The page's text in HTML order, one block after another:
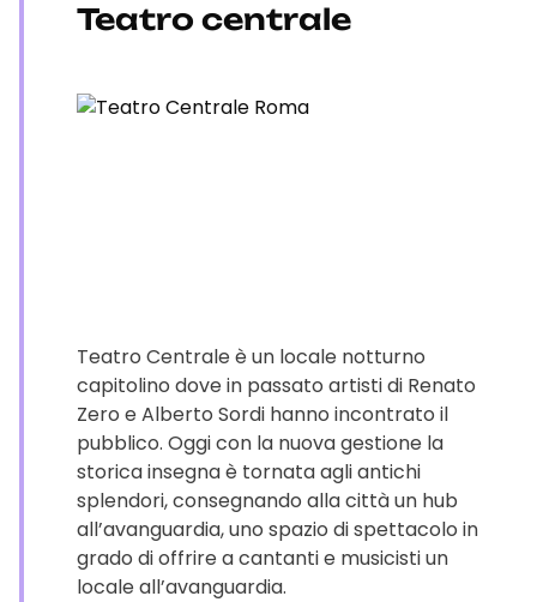
Teatro centrale
Teatro Centrale è un locale notturno
capitolino dove in passato artisti di Renato
Zero e Alberto Sordi hanno incontrato il
pubblico. Oggi con la nuova gestione la
storica insegna è tornata agli antichi
splendori, consegnando alla città un hub
all’avanguardia, uno spazio di spettacolo in
grado di offrire a cantanti e musicisti un
locale all’avanguardia.